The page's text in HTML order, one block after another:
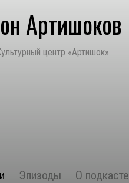
Артишоков
центр «Артишок»
Эпизоды О подкасте